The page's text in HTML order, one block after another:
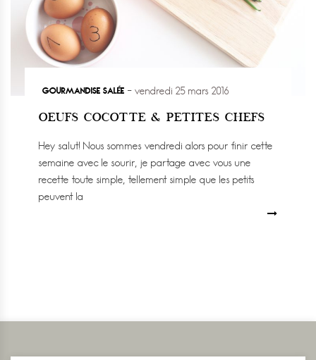
GOURMANDISE SALÉE vendredi 25 mars 2016
OEUFS COCOTTE & PETITES CHEFS
Hey salut! Nous sommes vendredi alors pour finir cette
semaine avec le sourir, je partage avec vous une
recette toute simple, tellement simple que les petits
peuvent la